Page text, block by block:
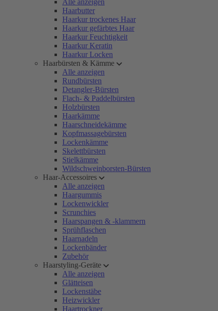
Alle anzeigen
Haarbutter
Haarkur trockenes Haar
Haarkur gefärbtes Haar
Haarkur Feuchtigkeit
Haarkur Keratin
Haarkur Locken
Haarbürsten & Kämme
Alle anzeigen
Rundbürsten
Detangler-Bürsten
Flach- & Paddelbürsten
Holzbürsten
Haarkämme
Haarschneidekämme
Kopfmassagebürsten
Lockenkämme
Skelettbürsten
Stielkämme
Wildschweinborsten-Bürsten
Haar-Accessoires
Alle anzeigen
Haargummis
Lockenwickler
Scrunchies
Haarspangen & -klammern
Sprühflaschen
Haarnadeln
Lockenbänder
Zubehör
Haarstyling-Geräte
Alle anzeigen
Glätteisen
Lockenstäbe
Heizwickler
Haartrockner